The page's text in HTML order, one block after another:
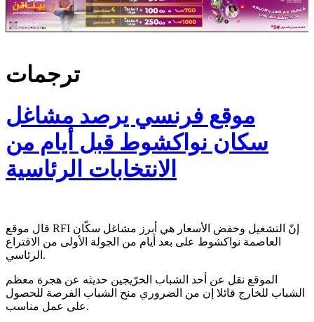
ترجمات
موقع فرنسي يرصد مشاغل
سكان نواكشوط قبل أيام من
الانتخابات الرئاسية
قال موقع RFI إنّ التشغيل وخفض الأسعار هي أبرز مشاغل سكّان
العاصمة نواكشوط على بعد أيام من الجولة الأولى من الاقتراع
الرئاسي.
الموقع نقل عن أحد الشباب الخرّيجين حديثه عن هجرة معظم
الشباب للخارج قائلا إن من الضروري منح الشباب الفرصة للحصول
على عمل مناسب.